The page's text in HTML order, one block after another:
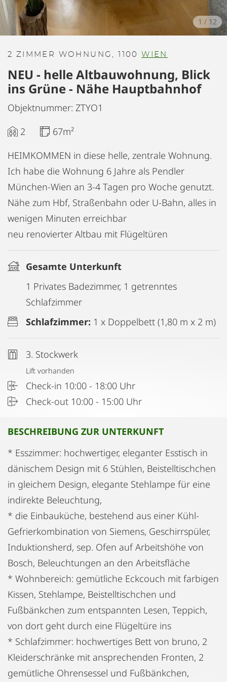
1 / 12
2 ZIMMER WOHNUNG, 1100 WIEN
NEU - helle Altbauwohnung, Blick
ins Grüne - Nähe Hauptbahnhof
Objektnummer: ZTYO1
2
67m²
HEIMKOMMEN in diese helle, zentrale Wohnung.
Ich habe die Wohnung 6 Jahre als Pendler
München-Wien an 3-4 Tagen pro Woche genutzt.
Nähe zum Hbf, Straßenbahn oder U-Bahn, alles in
wenigen Minuten erreichbar
neu renovierter Altbau mit Flügeltüren
Gesamte Unterkunft
1 Privates Badezimmer, 1 getrenntes
Schlafzimmer
Schlafzimmer: 1 x Doppelbett (1,80 m x 2 m)
3. Stockwerk
Lift vorhanden
Check-in 10:00 - 18:00 Uhr
Check-out 10:00 - 15:00 Uhr
BESCHREIBUNG ZUR UNTERKUNFT
* Esszimmer: hochwertiger, eleganter Esstisch in
dänischem Design mit 6 Stühlen, Beistelltischchen
in gleichem Design, elegante Stehlampe für eine
indirekte Beleuchtung,
* die Einbauküche, bestehend aus einer Kühl-
Gefrierkombination von Siemens, Geschirrspüler,
Induktionsherd, sep. Ofen auf Arbeitshöhe von
Bosch, Beleuchtungen an den Arbeitsfläche
* Wohnbereich: gemütliche Eckcouch mit farbigen
Kissen, Stehlampe, Beistelltischchen und
Fußbänkchen zum entspannten Lesen, Teppich,
von dort geht durch eine Flügeltüre ins
* Schlafzimmer: hochwertiges Bett von bruno, 2
Kleiderschränke mit ansprechenden Fronten, 2
gemütliche Ohrensessel und Fußbänkchen,